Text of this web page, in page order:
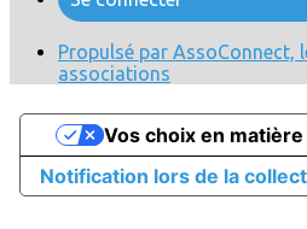
Propulsé par AssoConnect,
associations
Notification lors de la
Vos choix en